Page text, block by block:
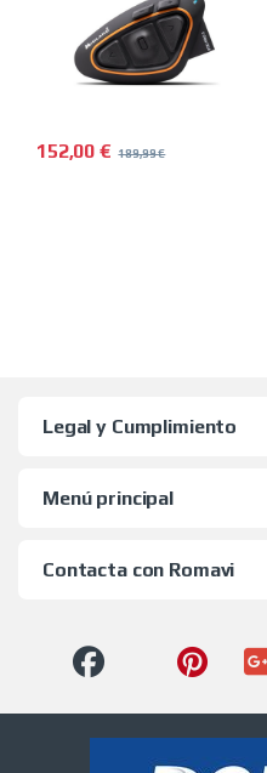
152,00€ 189,99€
Legal y Cumplimiento
Menú principal
Contacta con Romavi